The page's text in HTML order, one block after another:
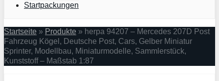
Startpackungen
Startseite » Produkte » herpa 94207 – Mercedes 207D Post
Fahrzeug Kögel, Deutsche Post, Cars, Gelber Miniatur
Sprinter, Modellbau, Miniaturmodelle, Sammlerstück,
Kunststoff – Maßstab 1:87